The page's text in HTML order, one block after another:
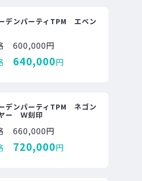
デンパーティTPM エベン
600,000円
640,000円
デンパーティTPM ネゴン
ー Ｗ刻印
660,000円
720,000円